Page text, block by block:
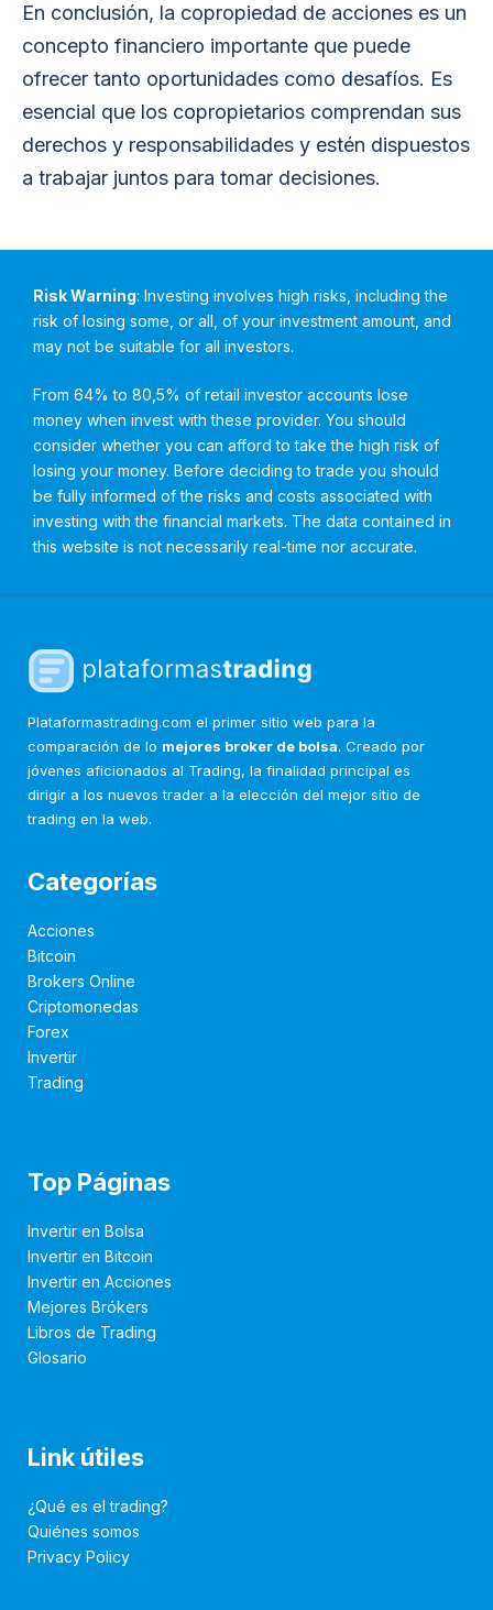
En conclusión, la copropiedad de acciones es un
concepto financiero importante que puede
ofrecer tanto oportunidades como desafíos. Es
esencial que los copropietarios comprendan sus
derechos y responsabilidades y estén dispuestos
a trabajar juntos para tomar decisiones.
Risk Warning: Investing involves high risks, including the
risk of losing some, or all, of your investment amount, and
may not be suitable for all investors.
From 64% to 80,5% of retail investor accounts lose
money when invest with these provider. You should
consider whether you can afford to take the high risk of
losing your money. Before deciding to trade you should
be fully informed of the risks and costs associated with
investing with the financial markets. The data contained in
this website is not necessarily real-time nor accurate.
Plataformastrading.com el primer sitio web para la
comparación de lo mejores broker de bolsa. Creado por
jóvenes aficionados al Trading, la finalidad principal es
dirigir a los nuevos trader a la elección del mejor sitio de
trading en la web.
Categorías
Acciones
Bitcoin
Brokers Online
Criptomonedas
Forex
Invertir
Trading
Top Páginas
Invertir en Bolsa
Invertir en Bitcoin
Invertir en Acciones
Mejores Brókers
Libros de Trading
Glosario
Link útiles
¿Qué es el trading?
Quiénes somos
Privacy Policy